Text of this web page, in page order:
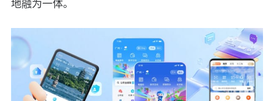
地融为一体。